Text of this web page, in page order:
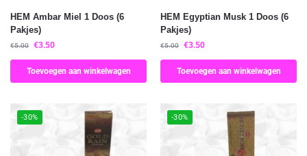
HEM Ambar Miel 1 Doos (6
Pakjes)
€5.00 €3.50
Toevoegen aan winkelwagen
HEM Egyptian Musk 1 Doos (6
Pakjes)
€5.00 €3.50
Toevoegen aan winkelwagen
-30% -30%